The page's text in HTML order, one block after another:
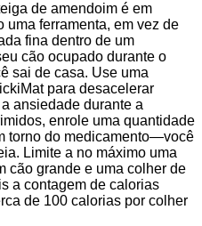
de amendoim é em
ferramenta, em vez de
fina dentro de um
cão ocupado durante o
sai de casa. Use uma
para desacelerar
ansiedade durante a
enrole uma quantidade
torno do medicamento—você
Limite a no máximo uma
cão grande e uma colher de
a contagem de calorias
de 100 calorias por colher